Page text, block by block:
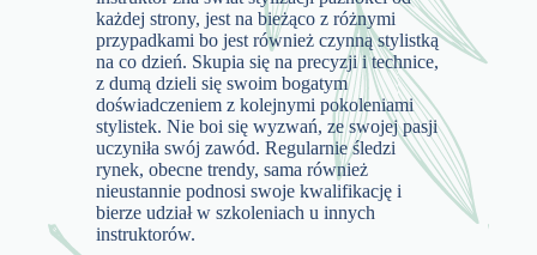
każdej strony, jest na bieżąco z różnymi
przypadkami bo jest również czynną stylistką
na co dzień. Skupia się na precyzji i technice,
z dumą dzieli się swoim bogatym
doświadczeniem z kolejnymi pokoleniami
stylistek. Nie boi się wyzwań, ze swojej pasji
uczyniła swój zawód. Regularnie śledzi
rynek, obecne trendy, sama również
nieustannie podnosi swoje kwalifikację i
bierze udział w szkoleniach u innych
instruktorów.